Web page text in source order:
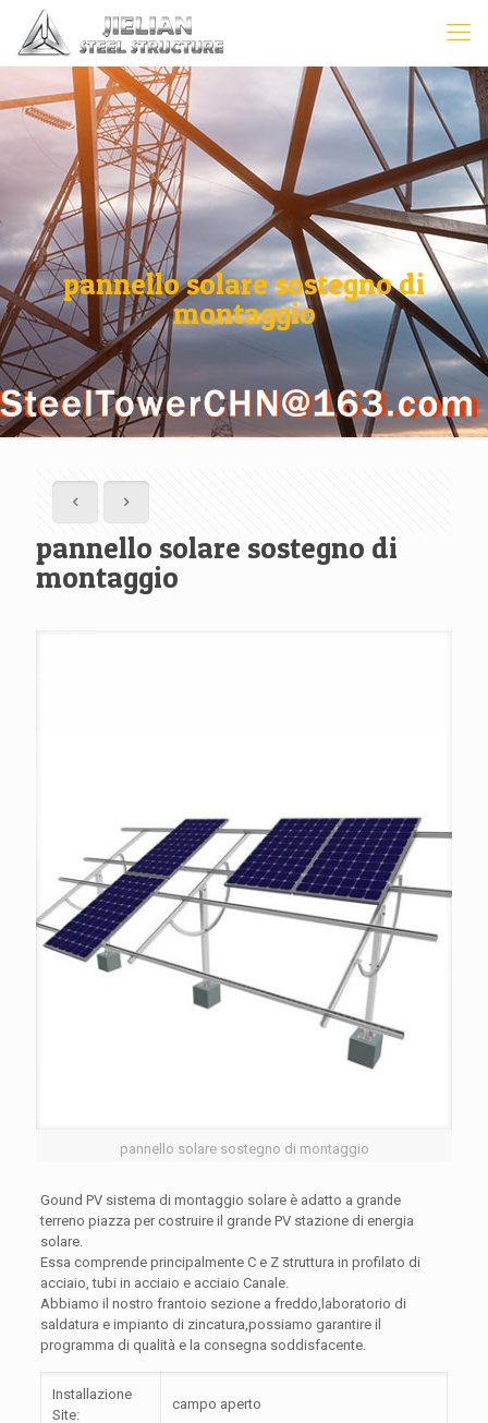
pannello solare sostegno di
montaggio
pannello solare sostegno di
montaggio
pannello solare sostegno di montaggio
Gound PV sistema di montaggio solare è adatto a grande
terreno piazza per costruire il grande PV stazione di energia
solare.
Essa comprende principalmente C e Z struttura in profilato di
acciaio, tubi in acciaio e acciaio Canale.
Abbiamo il nostro frantoio sezione a freddo,laboratorio di
saldatura e impianto di zincatura,possiamo garantire il
programma di qualità e la consegna soddisfacente.
Installazione
Site:
campo aperto